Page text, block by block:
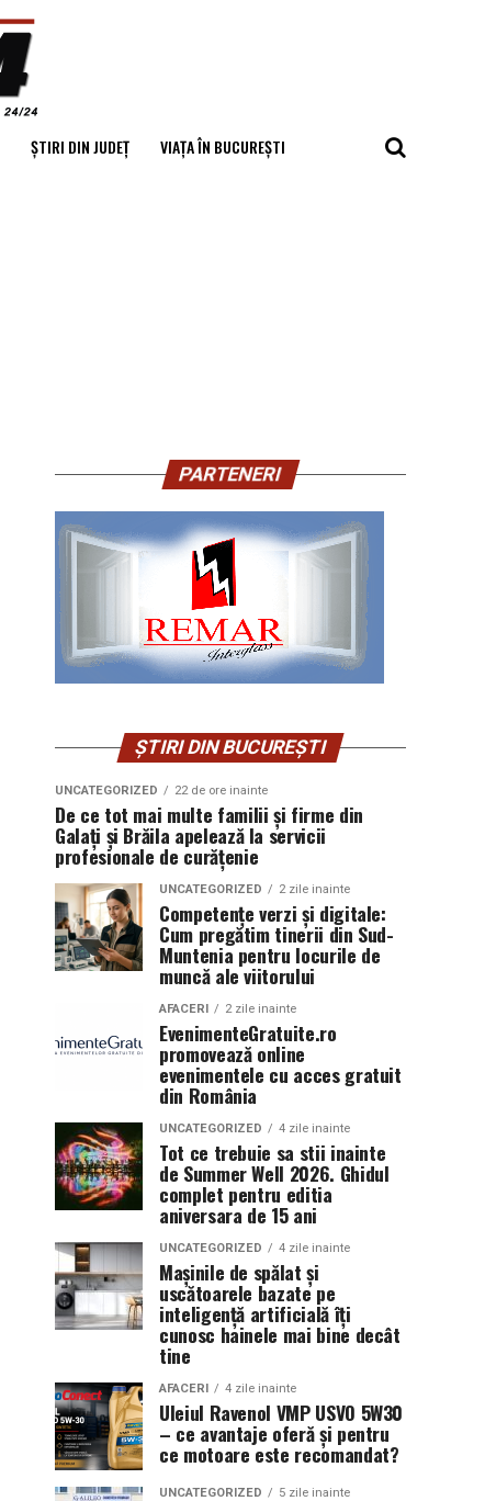
ȘTIRI DIN JUDEȚ VIAȚA ÎN BUCUREȘTI
PARTENERI
ȘTIRI DIN BUCUREȘTI
UNCATEGORIZED 22 de ore inainte
De ce tot mai multe familii și firme din
Galați și Brăila apelează la servicii
profesionale de curățenie
UNCATEGORIZED 2 zile inainte
Competențe verzi și digitale:
Cum pregătim tinerii din Sud-
Muntenia pentru locurile de
muncă ale viitorului
AFACERI 2 zile inainte
EvenimenteGratuite.ro
promovează online
evenimentele cu acces gratuit
din România
UNCATEGORIZED 4 zile inainte
Tot ce trebuie sa stii inainte
de Summer Well 2026. Ghidul
complet pentru editia
aniversara de 15 ani
UNCATEGORIZED 4 zile inainte
Mașinile de spălat și
uscătoarele bazate pe
inteligență artificială îți
cunosc hainele mai bine decât
tine
AFACERI 4 zile inainte
Uleiul Ravenol VMP USVO 5W30
– ce avantaje oferă și pentru
ce motoare este recomandat?
UNCATEGORIZED 5 zile inainte